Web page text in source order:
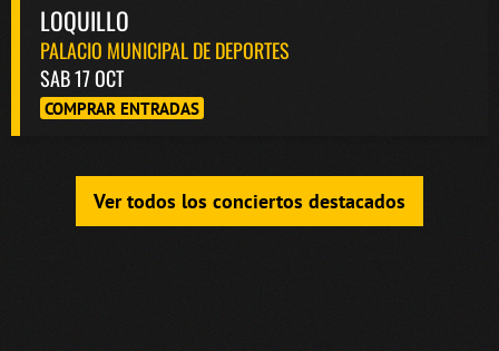
LOQUILLO
PALACIO MUNICIPAL DE DEPORTES
SAB 17 OCT
COMPRAR ENTRADAS
Ver todos los conciertos destacados